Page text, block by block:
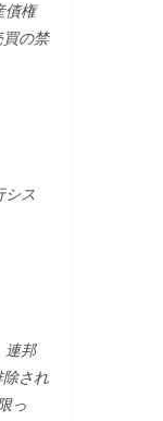
債権
買の禁
シス
連邦
され
っ